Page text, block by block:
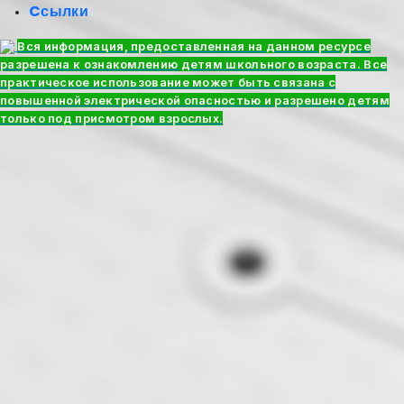
Cсылки
Вся информация, предоставленная на данном ресурсе
разрешена к ознакомлению детям школьного возраста. Все
практическое использование может быть связана с
повышенной электрической опасностью и разрешено детям
только под присмотром взрослых.